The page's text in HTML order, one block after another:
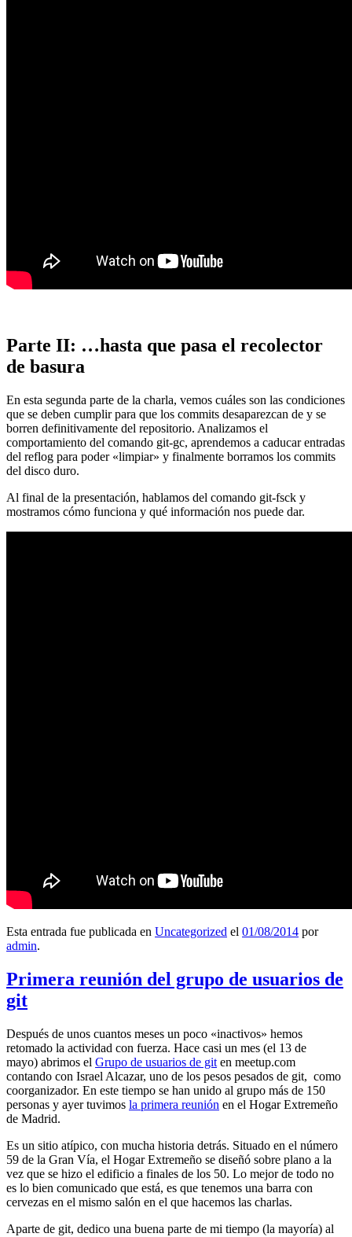
Parte II: …hasta que pasa el recolector
de basura
En esta segunda parte de la charla, vemos cuáles son las condiciones
que se deben cumplir para que los commits desaparezcan de y se
borren definitivamente del repositorio. Analizamos el
comportamiento del comando git-gc, aprendemos a caducar entradas
del reflog para poder «limpiar» y finalmente borramos los commits
del disco duro.
Al final de la presentación, hablamos del comando git-fsck y
mostramos cómo funciona y qué información nos puede dar.
Esta entrada fue publicada en Uncategorized el 01/08/2014 por
admin.
Primera reunión del grupo de usuarios de
git
Después de unos cuantos meses un poco «inactivos» hemos
retomado la actividad con fuerza. Hace casi un mes (el 13 de
mayo) abrimos el Grupo de usuarios de git en meetup.com
contando con Israel Alcazar, uno de los pesos pesados de git, como
coorganizador. En este tiempo se han unido al grupo más de 150
personas y ayer tuvimos la primera reunión en el Hogar Extremeño
de Madrid.
Es un sitio atípico, con mucha historia detrás. Situado en el número
59 de la Gran Vía, el Hogar Extremeño se diseñó sobre plano a la
vez que se hizo el edificio a finales de los 50. Lo mejor de todo no
es lo bien comunicado que está, es que tenemos una barra con
cervezas en el mismo salón en el que hacemos las charlas.
Aparte de git, dedico una buena parte de mi tiempo (la mayoría) al